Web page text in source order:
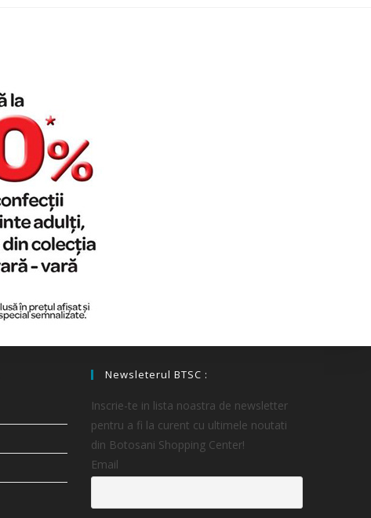
Newsleterul BTSC :
Inscrie-te in lista noastra de newsletter
pentru a fi la curent cu ultimele noutati
din Botosani Shopping Center!
Email